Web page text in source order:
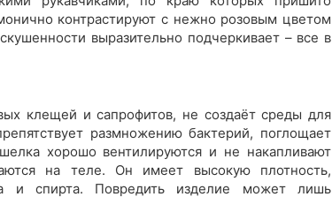
контрастируют с нежно розовым цветом
выразительно подчеркивает – все в
клещей и сапрофитов, не создаёт среды для
размножению бактерий, поглощает
хорошо вентилируются и не накапливают
на теле. Он имеет высокую плотность,
и спирта. Повредить изделие может лишь